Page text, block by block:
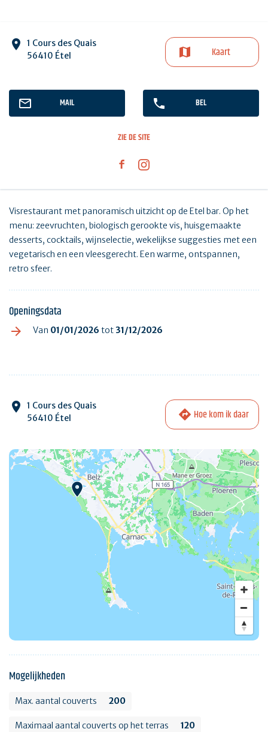
1 Cours des Quais
56410 Étel
Kaart
MAIL BEL
ZIE DE SITE
Visrestaurant met panoramisch uitzicht op de Etel bar. Op het
menu: zeevruchten, biologisch gerookte vis, huisgemaakte
desserts, cocktails, wijnselectie, wekelijkse suggesties met een
vegetarisch en een vleesgerecht. Een warme, ontspannen,
retro sfeer.
Openingsdata
Van 01/01/2026 tot31/12/2026
1 Cours des Quais
56410 Étel
Hoe kom ik daar
Mogelijkheden
Max. aantal couverts 200
Maximaal aantal couverts op het terras 120